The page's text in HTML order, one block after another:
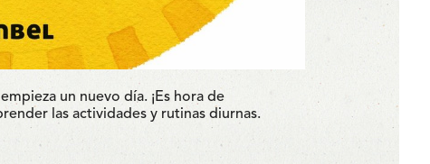
un nuevo día. ¡Es hora de
las actividades y rutinas diurnas.